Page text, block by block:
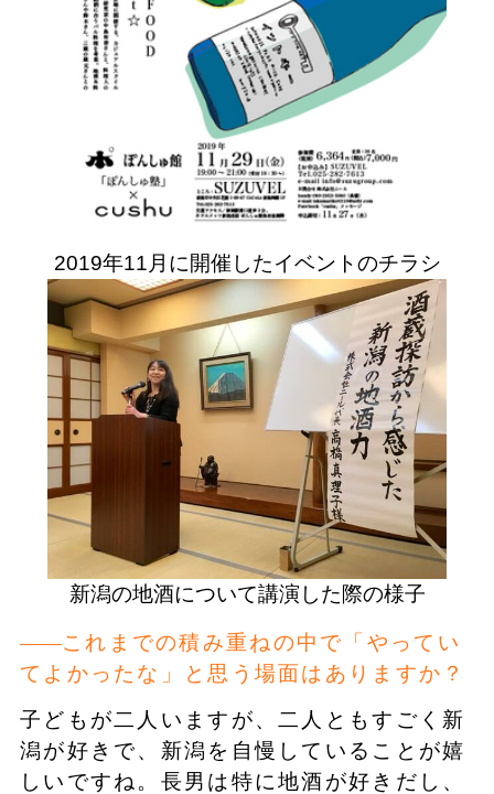
2019年11月に開催したイベントのチラシ
新潟の地酒について講演した際の様子
これまでの積み重ねの中で「やってい
てよかったな」と思う場面はありますか？
子どもが二人いますが、二人ともすごく新
潟が好きで、新潟を自慢していることが嬉
しいですね。長男は特に地酒が好きだし、